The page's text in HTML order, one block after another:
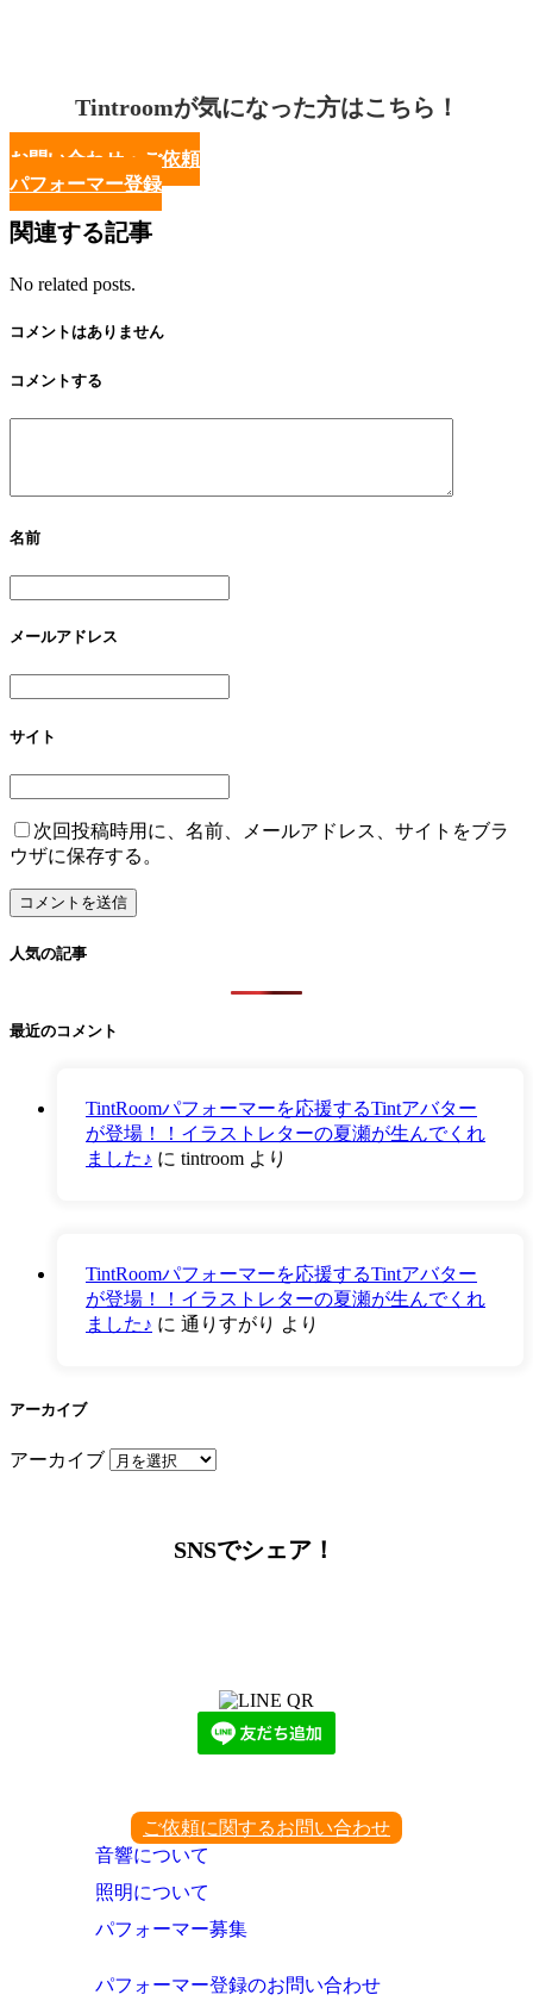
Tintroomが気になった方はこちら！
お問い合わせ・ご依頼
パフォーマー登録
関連する記事
No related posts.
コメントはありません
コメントする
名前
メールアドレス
サイト
次回投稿時用に、名前、メールアドレス、サイトをブラ
ウザに保存する。
人気の記事
最近のコメント
TintRoomパフォーマーを応援するTintアバター
が登場！！イラストレターの夏瀬が生んでくれ
ました♪ に tintroom より
TintRoomパフォーマーを応援するTintアバター
が登場！！イラストレターの夏瀬が生んでくれ
ました♪ に 通りすがり より
アーカイブ
アーカイブ
SNSでシェア！
ご依頼に関するお問い合わせ
音響について
照明について
パフォーマー募集
パフォーマー登録のお問い合わせ